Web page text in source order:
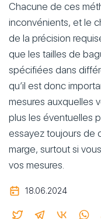
Chacune de ces
inconvénients, et le
de la précision
que les tailles de
spécifiées dans
qu’il est donc
mesures auxquelles
plus les éventuelles
essayez toujours de
marge, surtout si
vos mesures.
18.06.2024